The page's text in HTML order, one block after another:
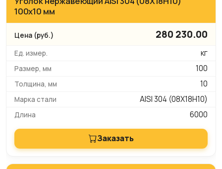
100х10 мм
280 230.00
кг
100
10
AISI 304 (08Х18Н10)
6000
Заказать